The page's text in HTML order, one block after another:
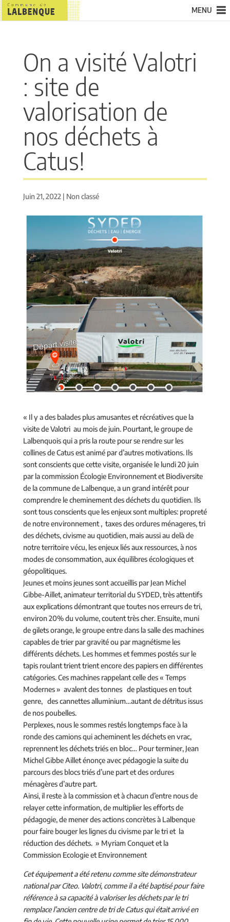
MENU
On a visité Valotri
: site de
valorisation de
nos déchets à
Catus!
Juin 21, 2022| Non classé
« Il y a des balades plus amusantes et récréatives que la
visite de Valotri au mois de juin. Pourtant, le groupe de
Lalbenquois qui a pris la route pour se rendre sur les
collines de Catus est animé par d’autres motivations. Ils
sont conscients que cette visite, organisée le lundi 20 juin
par la commission Écologie Environnement et Biodiversite
de la commune de Lalbenque, a un grand intérêt pour
comprendre le cheminement des déchets du quotidien. Ils
sont tous conscients que les enjeux sont multiples: propreté
de notre environnement , taxes des ordures ménageres, tri
des déchets, civisme au quotidien, mais aussi au delà de
notre territoire vécu, les enjeux liés aux ressources, à nos
modes de consommation, aux équilibres écologiques et
géopolitiques.
Jeunes et moins jeunes sont accueillis par Jean Michel
Gibbe-Aillet, animateur territorial du SYDED, très attentifs
aux explications démontrant que toutes nos erreurs de tri,
environ 20% du volume, coutent très cher. Ensuite, muni
de gilets orange, le groupe entre dans la salle des machines
capables de trier par gravité ou par magnétisme les
différents déchets. Les hommes et femmes postés sur le
tapis roulant trient trient encore des papiers en différentes
catégories. Ces machines rappelant celle des « Temps
Modernes » avalent des tonnes de plastiques en tout
genre, des cannettes alluminium…autant de détritus issus
de nos poubelles.
Perplexes, nous le sommes restés longtemps face à la
ronde des camions qui acheminent les déchets en vrac,
reprennent les déchets triés en bloc… Pour terminer, Jean
Michel Gibbe Aillet énonçe avec pédagogie la suite du
parcours des blocs triés d’une part et des ordures
ménagères d’autre part.
Ainsi, il reste à la commission et à chacun d’entre nous de
relayer cette information, de multiplier les efforts de
pédagogie, de mener des actions concrètes à Lalbenque
pour faire bouger les lignes du civisme par le tri et la
réduction des déchets. » Myriam Conquet et la
Commission Ecologie et Environnement
Cet équipement a été retenu comme site démonstrateur
national par Citeo. Valotri, comme il a été baptisé pour faire
référence à sa capacité à valoriser les déchets par le tri
remplace l’ancien centre de tri de Catus qui était arrivé en